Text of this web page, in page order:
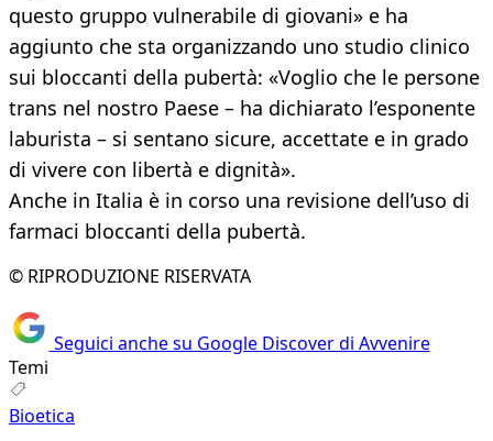
questo gruppo vulnerabile di giovani» e ha
aggiunto che sta organizzando uno studio clinico
sui bloccanti della pubertà: «Voglio che le persone
trans nel nostro Paese – ha dichiarato l’esponente
laburista – si sentano sicure, accettate e in grado
di vivere con libertà e dignità».
Anche in Italia è in corso una revisione dell’uso di
farmaci bloccanti della pubertà.
© RIPRODUZIONE RISERVATA
Seguici anche su Google Discover di Avvenire
Temi
Bioetica